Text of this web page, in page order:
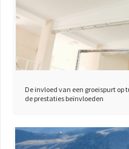
De invloed van een groeispurt op
de prestaties beïnvloeden